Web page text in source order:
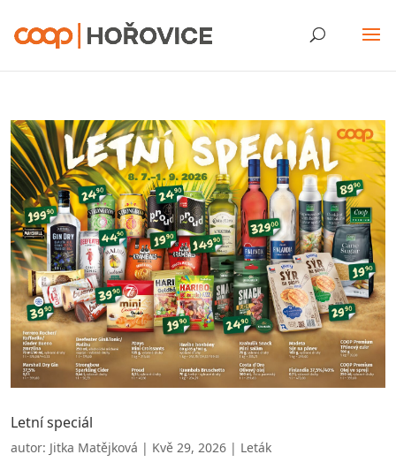
Letní speciál
autor: Jitka Matějková | Kvě 29, 2026 | Leták